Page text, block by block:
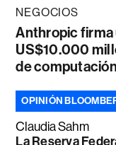
NEGOCIOS
Anthropic firma
US$10.000
de
OPINIÓN
Claudia Sahm
La Reserva